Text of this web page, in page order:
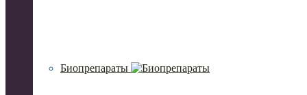
Биопрепараты